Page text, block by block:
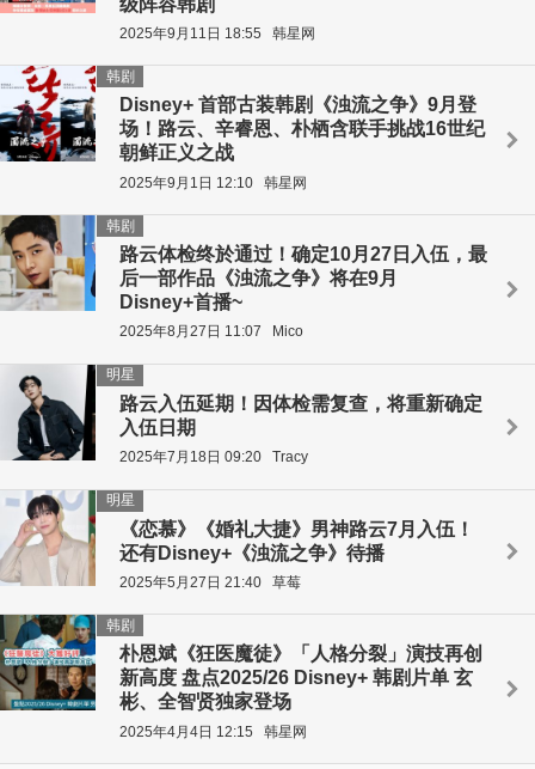
2025年9月11日 18:55 韩星网
Disney+ 首部古装韩剧《浊流之争》9月登
场！路云、辛睿恩、朴栖含联手挑战16世纪
朝鲜正义之战
韩剧
2025年9月1日 12:10 韩星网
路云体检终於通过！确定10月27日入伍，最
后一部作品《浊流之争》将在9月
Disney+首播~
韩剧
2025年8月27日 11:07 Mico
路云入伍延期！因体检需复查，将重新确定
入伍日期
明星
2025年7月18日 09:20 Tracy
《恋慕》《婚礼大捷》男神路云7月入伍！
还有Disney+《浊流之争》待播
明星
2025年5月27日 21:40 草莓
朴恩斌《狂医魔徒》「人格分裂」演技再创
新高度 盘点2025/26 Disney+ 韩剧片单 玄
彬、全智贤独家登场
韩剧
2025年4月4日 12:15 韩星网